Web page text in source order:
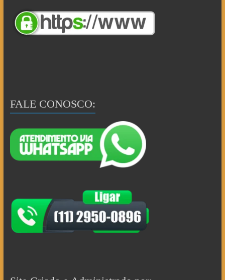
FALE CONOSCO: